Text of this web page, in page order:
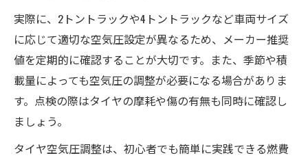
実際に、2トントラックや4トントラックなど車両サイズ
に応じて適切な空気圧設定が異なるため、メーカー推奨
値を定期的に確認することが大切です。また、季節や積
載量によっても空気圧の調整が必要になる場合がありま
す。点検の際はタイヤの摩耗や傷の有無も同時に確認し
ましょう。
タイヤ空気圧調整は、初心者でも簡単に実践できる燃費